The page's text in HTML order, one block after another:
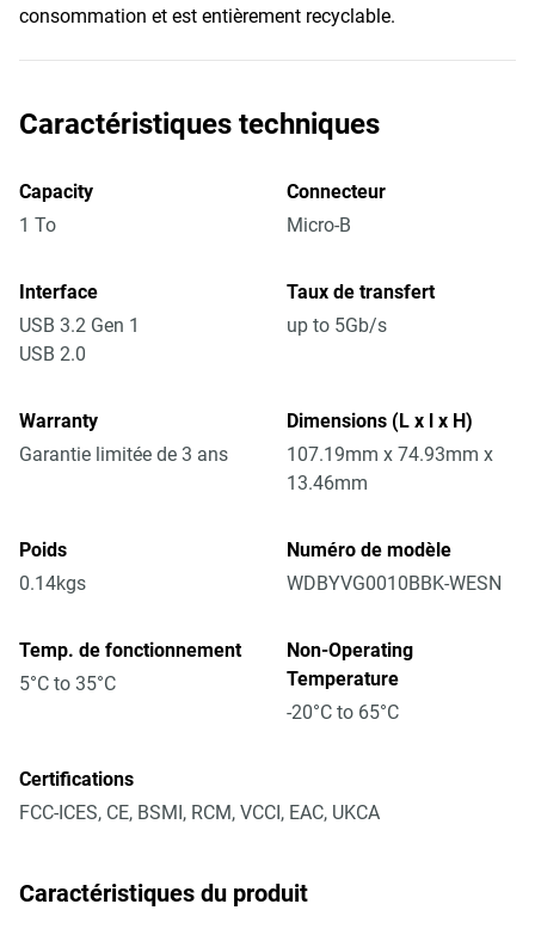
consommation et est entièrement recyclable.
Caractéristiques techniques
Capacity
1 To
Connecteur
Micro-B
Interface
USB 3.2 Gen 1
USB 2.0
Taux de transfert
up to 5Gb/s
Warranty
Garantie limitée de 3 ans
Dimensions (L x l x H)
107.19mm x 74.93mm x
13.46mm
Poids
0.14kgs
Numéro de modèle
WDBYVG0010BBK-WESN
Temp. de fonctionnement
5°C to 35°C
Non-Operating
Temperature
-20°C to 65°C
Certifications
FCC-ICES, CE, BSMI, RCM, VCCI, EAC, UKCA
Caractéristiques du produit